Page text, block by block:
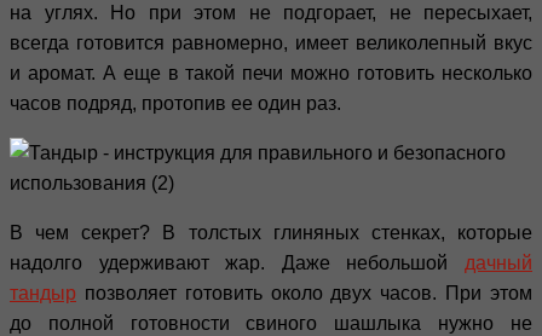
на углях. Но при этом не подгорает, не пересыхает,
всегда готовится равномерно, имеет великолепный вкус
и аромат. А еще в такой печи можно готовить несколько
часов подряд, протопив ее один раз.
В чем секрет? В толстых глиняных стенках, которые
надолго удерживают жар. Даже небольшой дачный
тандыр позволяет готовить около двух часов. При этом
до полной готовности свиного шашлыка нужно не